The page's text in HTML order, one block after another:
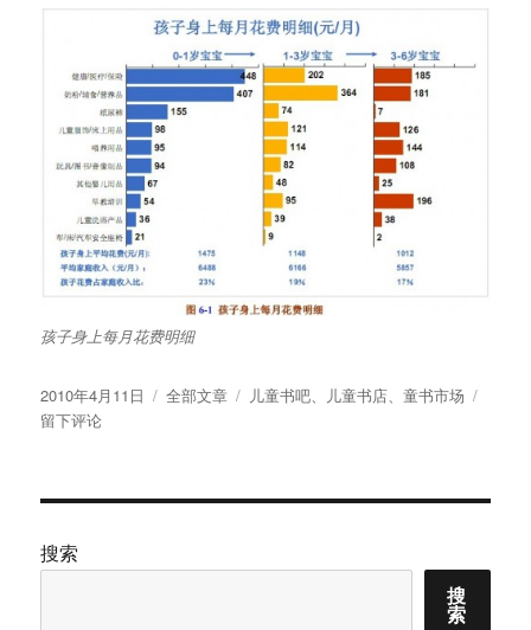
孩子身上每月花费明细
发
布
2010年4月11日
分
全部文章
标
儿童书吧、 儿童书店、童书市场
店
注
留下评论
搜索
搜
索